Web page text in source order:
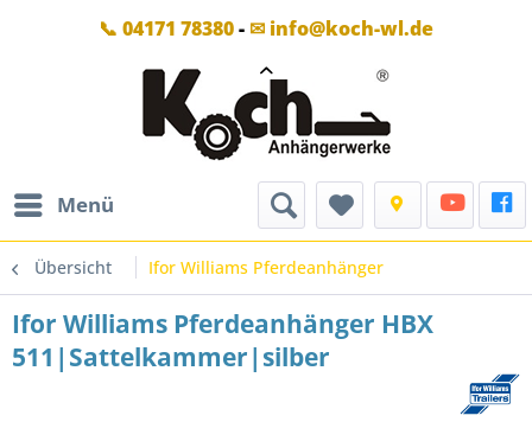
📞 04171 78380- ✉ info@koch-wl.de
Menü
Übersicht Ifor Williams Pferdeanhänger
Ifor Williams Pferdeanhänger HBX
511|Sattelkammer|silber